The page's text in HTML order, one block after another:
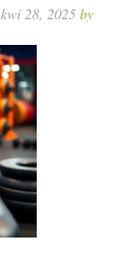
kwi 28, 2025 by